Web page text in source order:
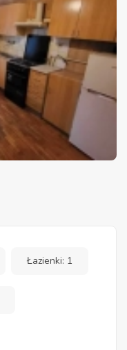
Łazienki: 1